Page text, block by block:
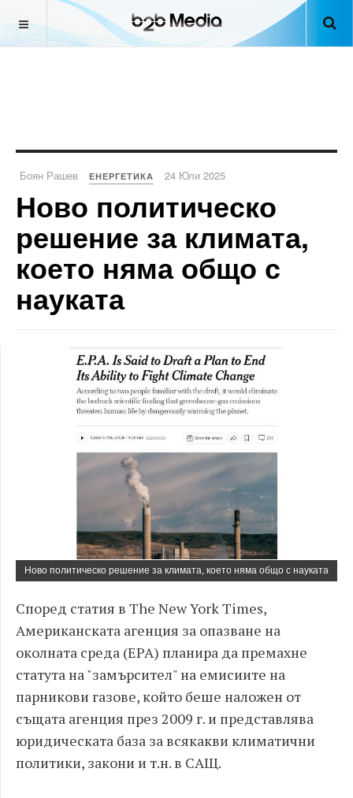
Боян Рашев ЕНЕРГЕТИКА 24 Юли 2025
Ново политическо
решение за климата,
което няма общо с
науката
Ново политическо решение за климата, което няма общо с науката
Според статия в The New York Times,
Американската агенция за опазване на
околната среда (EPA) планира да премахне
статута на "замърсител" на емисиите на
парникови газове, който беше наложен от
същата агенция през 2009 г. и представлява
юридическата база за всякакви климатични
политики, закони и т.н. в САЩ.